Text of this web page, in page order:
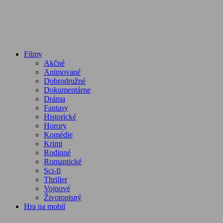
Filmy
Akčné
Animované
Dobrodružné
Dokumentárne
Dráma
Fantasy
Historické
Horory
Komédie
Krimi
Rodinné
Romantické
Sci-fi
Thriller
Vojnové
Životopisný
Hra na mobil